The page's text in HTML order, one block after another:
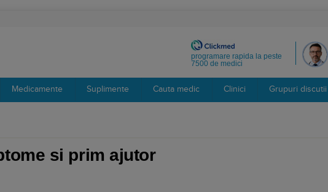
programare rapida la peste
7500 de medici
Medicamente Suplimente Cauta medic Clinici Grupuri discutii
si prim ajutor